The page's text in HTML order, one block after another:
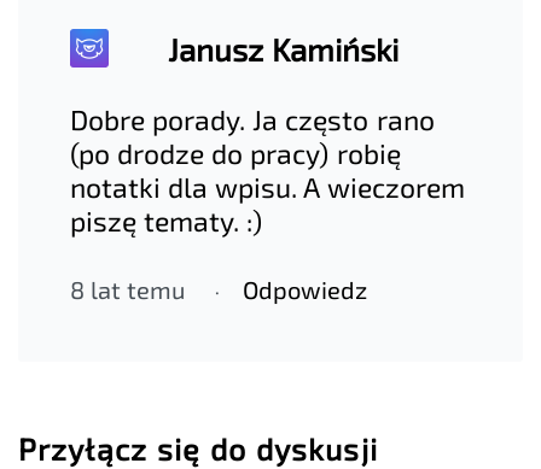
Janusz Kamiński
Dobre porady. Ja często rano
(po drodze do pracy) robię
notatki dla wpisu. A wieczorem
piszę tematy. :)
8 lat temu Odpowiedz
Przyłącz się do dyskusji